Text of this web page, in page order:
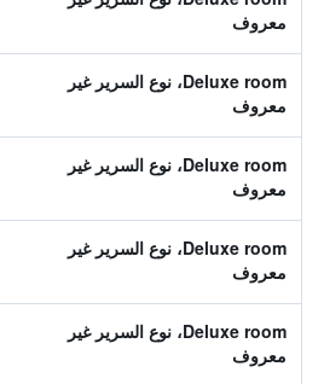
معروف
Deluxe room، نوع السرير غير
معروف
Deluxe room، نوع السرير غير
معروف
Deluxe room، نوع السرير غير
معروف
Deluxe room، نوع السرير غير
معروف